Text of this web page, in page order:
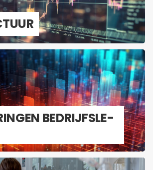
BE­DRIJFS­LE­